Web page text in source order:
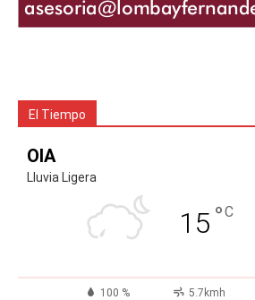
El Tiempo
OIA
Lluvia Ligera
15 °C
100 % 5.7kmh